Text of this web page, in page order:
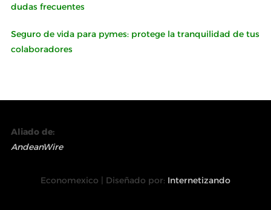
dudas frecuentes
Seguro de vida para pymes: protege la tranquilidad de tus
colaboradores
Aliado de:
AndeanWire
Economexico | Diseñado por: Internetizando